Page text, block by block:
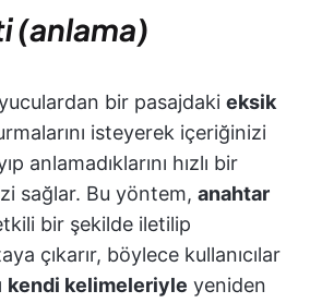
(anlama)
bir pasajdaki eksik
isteyerek içeriğinizi
anlamadıklarını hızlı bir
sağlar. Bu yöntem, anahtar
bir şekilde iletilip
çıkarır, böylece kullanıcılar
kendi kelimeleriyle yeniden